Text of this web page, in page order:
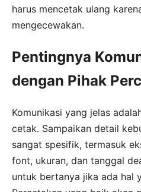
harus mencetak ulang
mengecewakan.
Pentingnya
dengan Pihak
Komunikasi yang jelas
cetak. Sampaikan detail
sangat spesifik, termasuk
font, ukuran, dan tanggal
untuk bertanya jika ada hal